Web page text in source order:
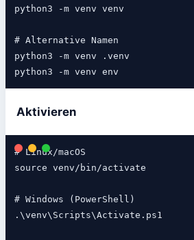
python3 -m venv venv
# Alternative Namen
python3 -m venv .venv
Aktivieren
# Linux/macOS
source venv/bin/activate
# Windows (PowerShell)
.\venv\Scripts\Activate.ps1